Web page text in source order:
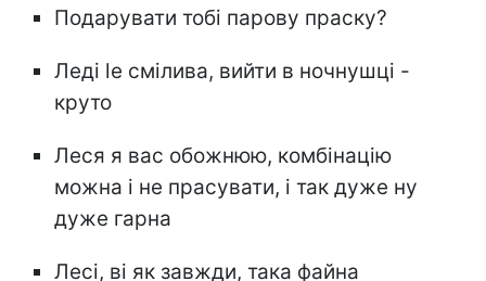
Подарувати тобі парову праску?
Леді le смілива, вийти в ночнушці -
круто
Леся я вас обожнюю, комбінацію
можна і не прасувати, і так дуже ну
дуже гарна
Лесі, ві як завжди, така файна